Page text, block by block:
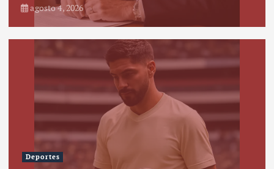
agosto 4, 2026
Deportes